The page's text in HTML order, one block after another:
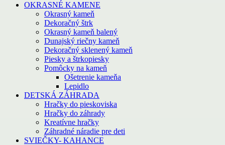
OKRASNÉ KAMENE
Okrasný kameň
Dekoračný štrk
Okrasný kameň balený
Dunajský riečny kameň
Dekoračný sklenený kameň
Piesky a štrkopiesky
Pomôcky na kameň
Ošetrenie kameňa
Lepidlo
DETSKÁ ZÁHRADA
Hračky do pieskoviska
Hračky do záhrady
Kreatívne hračky
Záhradné náradie pre deti
SVIEČKY- KAHANCE